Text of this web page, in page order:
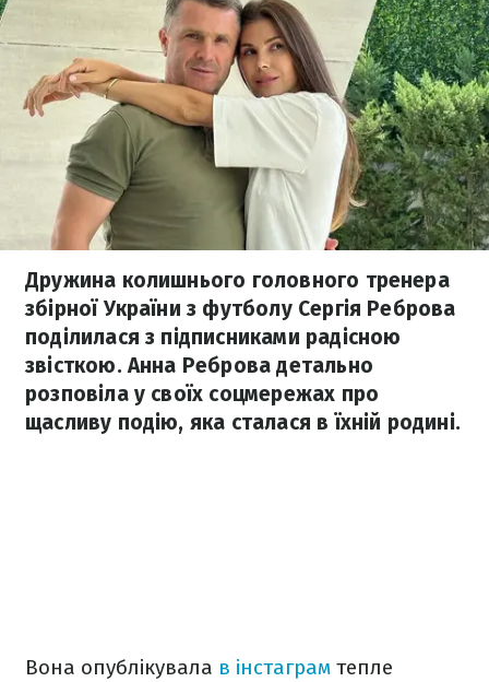
Дружина колишнього головного тренера
збірної України з футболу Сергія Реброва
поділилася з підписниками радісною
звісткою. Анна Реброва детально
розповіла у своїх соцмережах про
щасливу подію, яка сталася в їхній родині.
Вона опублікувала в інстаграм тепле